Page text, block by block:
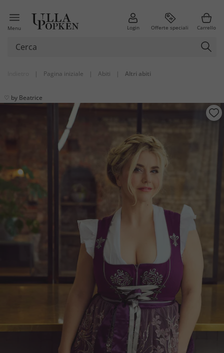
Menu Login Offerte speciali Carrello
| Pagina iniziale | Abiti | Altri abiti
♡ by Beatrice